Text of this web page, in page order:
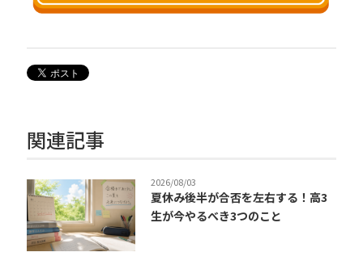
関連記事
2026/08/03
夏休み後半が合否を左右する！高3
生が今やるべき3つのこと